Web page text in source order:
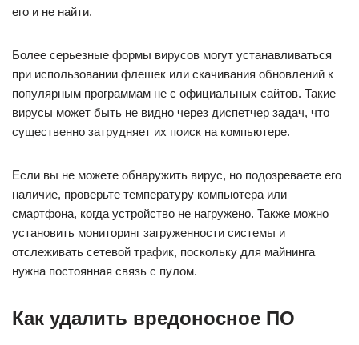
его и не найти.
Более серьезные формы вирусов могут устанавливаться
при использовании флешек или скачивания обновлений к
популярным программам не с официальных сайтов. Такие
вирусы может быть не видно через диспетчер задач, что
существенно затрудняет их поиск на компьютере.
Если вы не можете обнаружить вирус, но подозреваете его
наличие, проверьте температуру компьютера или
смартфона, когда устройство не нагружено. Также можно
установить мониторинг загруженности системы и
отслеживать сетевой трафик, поскольку для майнинга
нужна постоянная связь с пулом.
Как удалить вредоносное ПО